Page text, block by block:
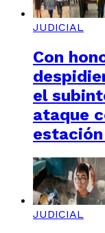
JUDICIAL
Con
el
ataque
JUDICIAL